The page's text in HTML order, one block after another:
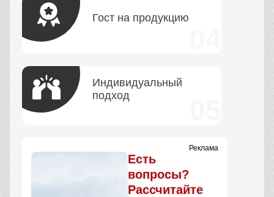
Гост на продукцию
Индивидуальный
подход
Реклама
Есть
вопросы?
Рассчитайте